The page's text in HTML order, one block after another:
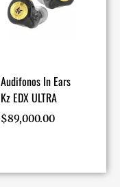
Audifonos In Ears
Kz EDX ULTRA
$89,000.00